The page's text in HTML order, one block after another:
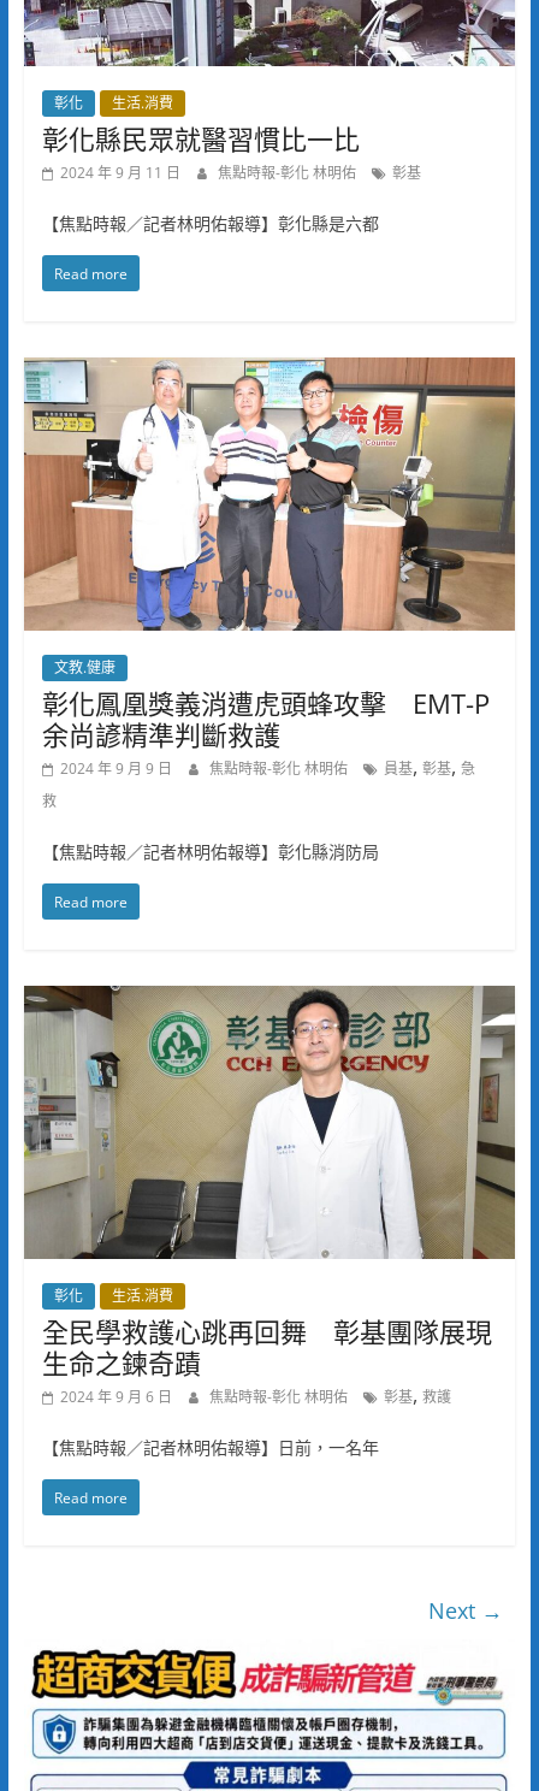
彰化 生活.消費
彰化縣民眾就醫習慣比一比
2024 年 9 月 11 日 焦點時報-彰化 林明佑 彰基
【焦點時報／記者林明佑報導】彰化縣是六都
Read more
文教.健康
彰化鳳凰獎義消遭虎頭蜂攻擊 EMT-P
余尚諺精準判斷救護
2024 年 9 月 9 日 焦點時報-彰化 林明佑 員基, 彰基, 急
救
【焦點時報／記者林明佑報導】彰化縣消防局
Read more
彰化 生活.消費
全民學救護心跳再回舞 彰基團隊展現
生命之鍊奇蹟
2024 年 9 月 6 日 焦點時報-彰化 林明佑 彰基, 救護
【焦點時報／記者林明佑報導】日前，一名年
Read more
Next →